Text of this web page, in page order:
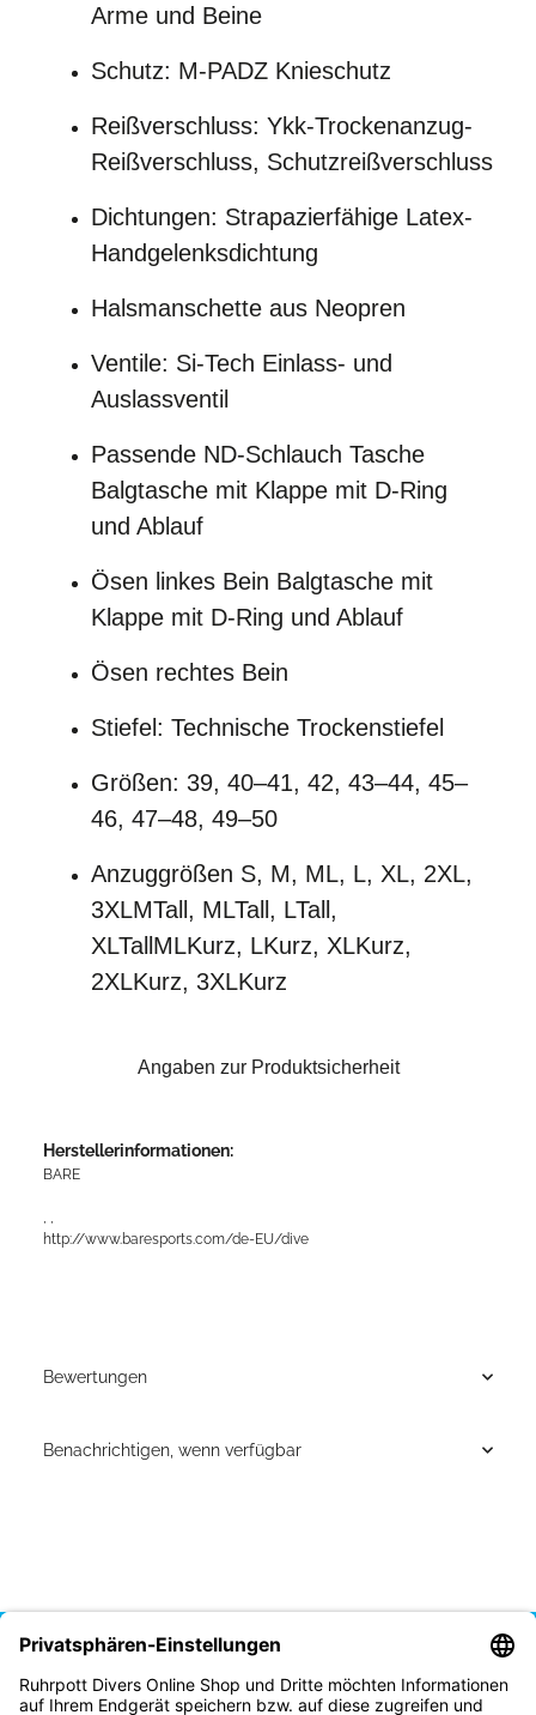
Arme und Beine
Schutz: M-PADZ Knieschutz
Reißverschluss: Ykk-Trockenanzug-
Reißverschluss, Schutzreißverschluss
Dichtungen: Strapazierfähige Latex-
Handgelenksdichtung
Halsmanschette aus Neopren
Ventile: Si-Tech Einlass- und
Auslassventil
Passende ND-Schlauch Tasche
Balgtasche mit Klappe mit D-Ring
und Ablauf
Ösen linkes Bein Balgtasche mit
Klappe mit D-Ring und Ablauf
Ösen rechtes Bein
Stiefel: Technische Trockenstiefel
Größen: 39, 40–41, 42, 43–44, 45–
46, 47–48, 49–50
Anzuggrößen S, M, ML, L, XL, 2XL,
3XLMTall, MLTall, LTall,
XLTall MLKurz, LKurz, XLKurz,
2XLKurz, 3XLKurz
Angaben zur Produktsicherheit
Herstellerinformationen:
BARE
http://www.baresports.com/de-EU/dive
Bewertungen
Benachrichtigen, wenn verfügbar